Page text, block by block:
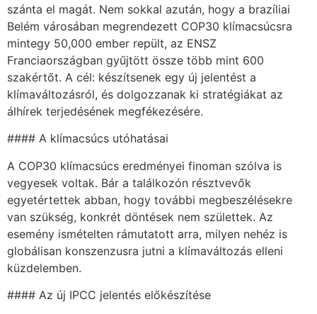
szánta el magát. Nem sokkal azután, hogy a brazíliai
Belém városában megrendezett COP30 klímacsúcsra
mintegy 50,000 ember repült, az ENSZ
Franciaországban gyűjtött össze több mint 600
szakértőt. A cél: készítsenek egy új jelentést a
klímaváltozásról, és dolgozzanak ki stratégiákat az
álhírek terjedésének megfékezésére.
#### A klímacsúcs utóhatásai
A COP30 klímacsúcs eredményei finoman szólva is
vegyesek voltak. Bár a találkozón résztvevők
egyetértettek abban, hogy további megbeszélésekre
van szükség, konkrét döntések nem születtek. Az
esemény ismételten rámutatott arra, milyen nehéz is
globálisan konszenzusra jutni a klímaváltozás elleni
küzdelemben.
#### Az új IPCC jelentés előkészítése